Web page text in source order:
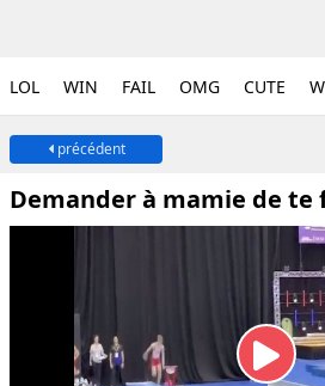
LOL WIN FAIL OMG CUTE
précédent
Demander à mamie de te